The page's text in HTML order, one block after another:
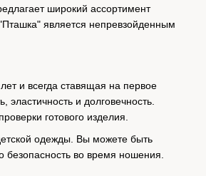
широкий ассортимент
является непревзойденным
и всегда ставящая на первое
эластичность и долговечность.
готового изделия.
одежды. Вы можете быть
во время ношения.